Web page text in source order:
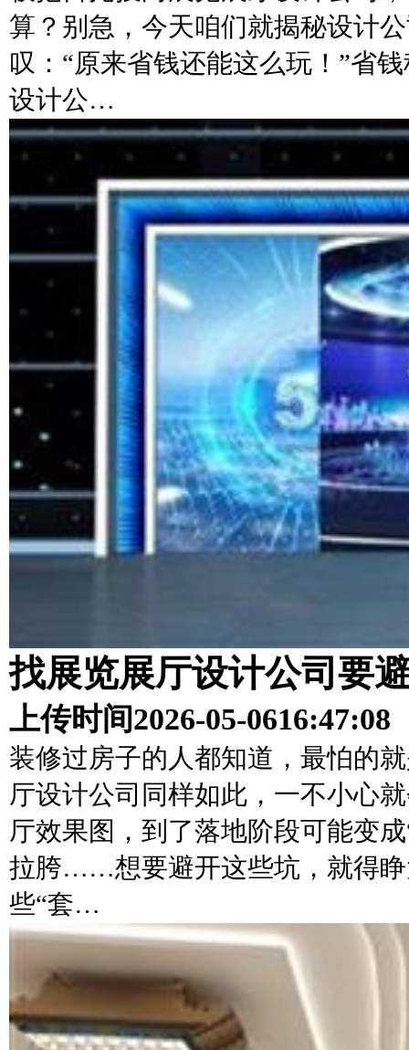
算？别急，今天咱们就揭秘设计
叹：“原来省钱还能这么玩！”省
设计公…
找展览展厅设计公司要
上传时间2026-05-0616:47:08
装修过房子的人都知道，最怕的
厅设计公司同样如此，一不小心
厅效果图，到了落地阶段可能变
拉胯……想要避开这些坑，就得睁
些“套…